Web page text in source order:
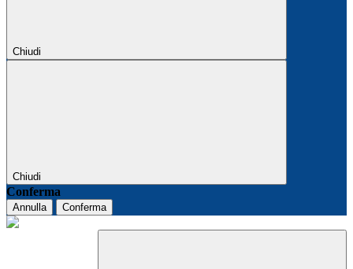
Chiudi
Chiudi
Conferma
Annulla Conferma